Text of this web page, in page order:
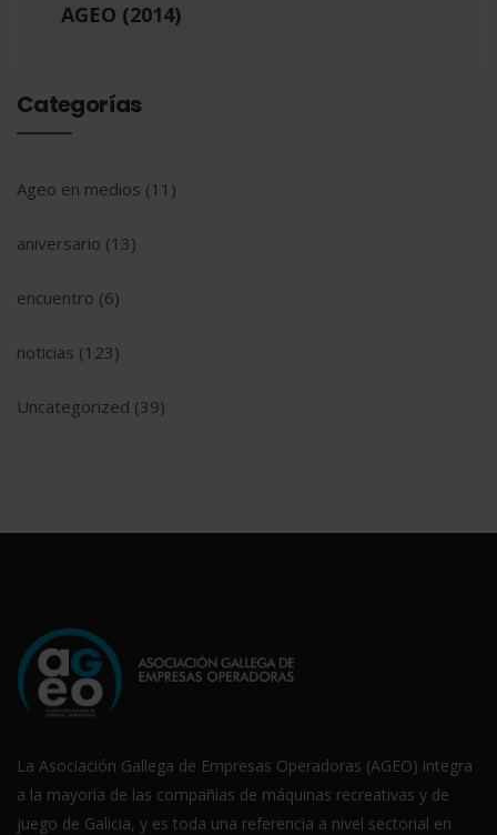
AGEO (2014)
Categorías
Ageo en medios (11)
aniversario (13)
encuentro (6)
noticias (123)
Uncategorized (39)
La Asociación Gallega de Empresas Operadoras (AGEO) integra
a la mayoría de las compañías de máquinas recreativas y de
juego de Galicia, y es toda una referencia a nivel sectorial en